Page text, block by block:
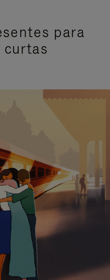
para
curtas